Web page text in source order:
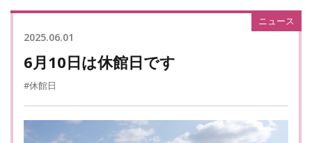
ニュース
2025.06.01
6月10日は休館日です
#休館日